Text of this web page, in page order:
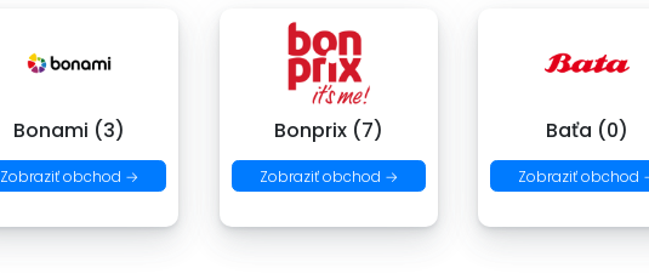
Bonami (3)
Zobraziť obchod →
Bonprix (7)
Zobraziť obchod →
Baťa (0)
Zobraziť obchod